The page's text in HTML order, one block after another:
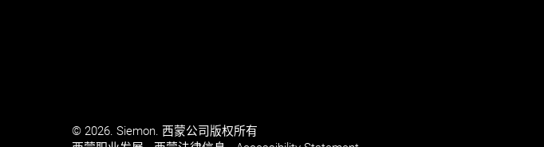
© 2026. Siemon. 西蒙公司版权所有